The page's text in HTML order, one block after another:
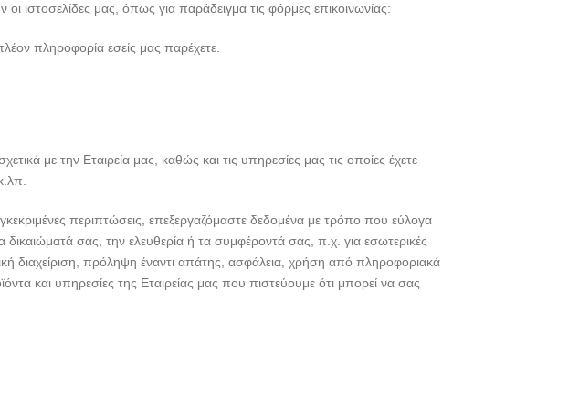
μας, όπως για παράδειγμα τις φόρμες επικοινωνίας:
πληροφορία εσείς μας παρέχετε.
με την Εταιρεία μας, καθώς και τις υπηρεσίες μας τις οποίες έχετε
περιπτώσεις, επεξεργαζόμαστε δεδομένα με τρόπο που εύλογα
δικαιώματά σας, την ελευθερία ή τα συμφέροντά σας, π.χ. για εσωτερικές
διαχείριση, πρόληψη έναντι απάτης, ασφάλεια, χρήση από πληροφοριακά
και υπηρεσίες της Εταιρείας μας που πιστεύουμε ότι μπορεί να σας